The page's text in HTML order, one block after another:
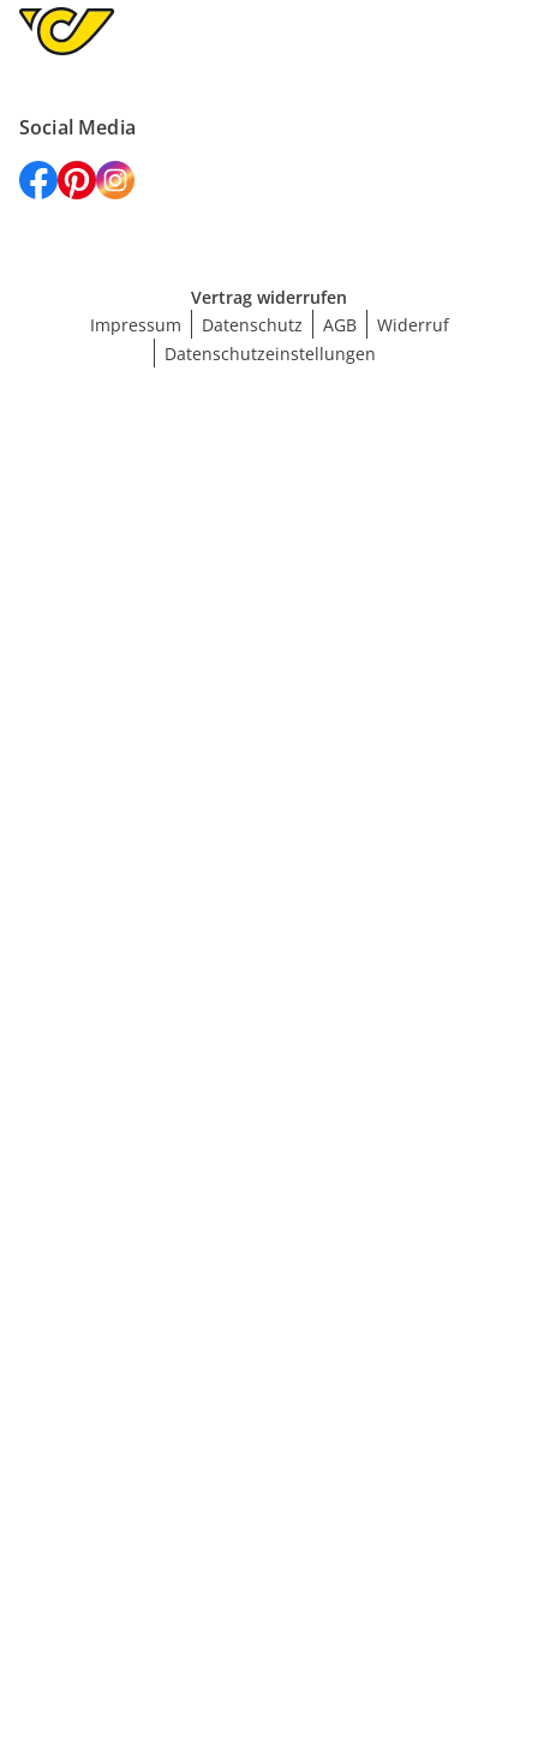
Social Media
Vertrag widerrufen
Impressum
Datenschutz AGB
Widerruf
Datenschutzeinstellungen